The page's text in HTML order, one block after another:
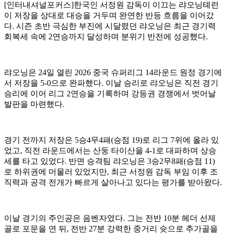
[인터내셔널포커스]한국인 서정원 감독이 이끄는 랴오닝톄런
이 저장을 상대로 대승을 거두며 완연한 반등 흐름을 이어갔
다. 시즌 초반 극심한 부진에 시달렸던 랴오닝은 최근 경기력
회복세 속에 2연승까지 달성하며 분위기 반전에 성공했다.
랴오닝은 24일 열린 2026 중국 슈퍼리그 14라운드 원정 경기에
서 저장을 5-0으로 완파했다. 이날 승리로 랴오닝은 직전 경기
승리에 이어 리그 2연승을 기록하며 강등권 경쟁에서 벗어날
발판을 마련했다.
경기 전까지 저장은 5승4무4패(승점 19)로 리그 7위에 올라 있
었고, 직전 라운드에서는 산둥 타이산을 4-1로 대파하며 상승
세를 타고 있었다. 반면 승격팀 랴오닝은 3승2무8패(승점 11)
로 하위권에 머물러 있었지만, 최근 서정원 감독 부임 이후 조
직력과 공격 전개가 빠르게 살아나고 있다는 평가를 받아왔다.
이날 경기의 주인공은 음벤자였다. 그는 전반 10분 헤더 선제
골로 포문을 연 뒤, 전반 27분 강력한 중거리 슛으로 추가골을